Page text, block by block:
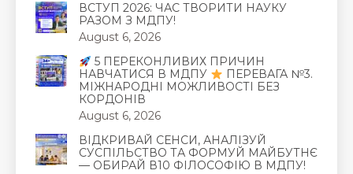
ВСТУП 2026: ЧАС ТВОРИТИ НАУКУ
РАЗОМ З МДПУ!
August 6, 2026
5 ПЕРЕКОНЛИВИХ ПРИЧИН
НАВЧАТИСЯ В МДПУ
ПЕРЕВАГА №3.
МІЖНАРОДНІ МОЖЛИВОСТІ БЕЗ
КОРДОНІВ
August 6, 2026
ВІДКРИВАЙ СЕНСИ, АНАЛІЗУЙ
СУСПІЛЬСТВО ТА ФОРМУЙ МАЙБУТНЄ
— ОБИРАЙ В10 ФІЛОСОФІЮ В МДПУ!